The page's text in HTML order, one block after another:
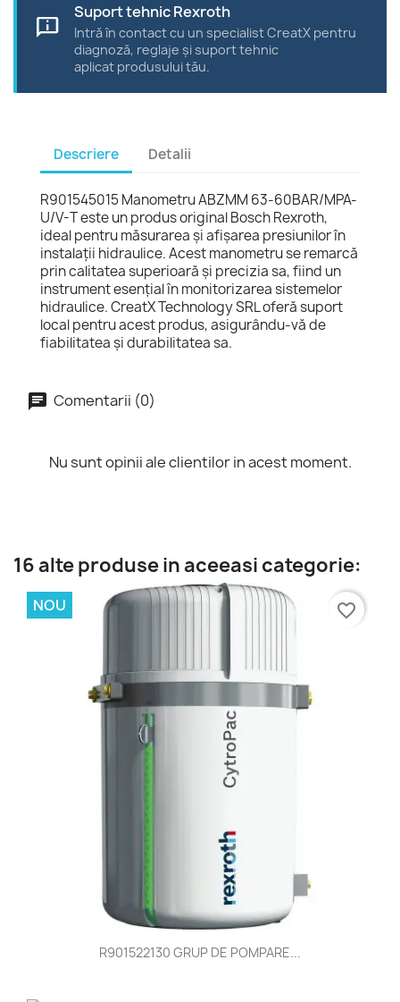
chat_info
Suport tehnic Rexroth
Intră în contact cu un specialist CreatX pentru
diagnoză, reglaje și suport tehnic
aplicat produsului tău.
Descriere Detalii
R901545015 Manometru ABZMM 63-60BAR/MPA-
U/V-T este un produs original Bosch Rexroth,
ideal pentru măsurarea și afișarea presiunilor în
instalații hidraulice. Acest manometru se remarcă
prin calitatea superioară și precizia sa, fiind un
instrument esențial în monitorizarea sistemelor
hidraulice. CreatX Technology SRL oferă suport
local pentru acest produs, asigurându-vă de
fiabilitatea și durabilitatea sa.
Comentarii (0)
Nu sunt opinii ale clientilor in acest moment.
16 alte produse in aceeasi categorie:
R901522130 GRUP DE POMPARE...
NOU favorite_border